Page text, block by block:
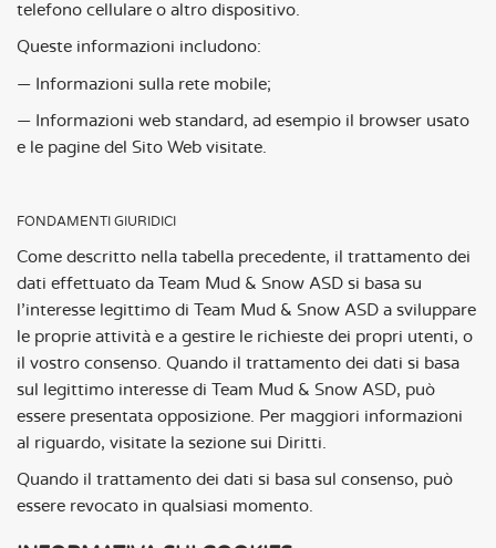
telefono cellulare o altro dispositivo.
Queste informazioni includono:
— Informazioni sulla rete mobile;
— Informazioni web standard, ad esempio il browser usato
e le pagine del Sito Web visitate.
FONDAMENTI GIURIDICI
Come descritto nella tabella precedente, il trattamento dei
dati effettuato da Team Mud & Snow ASD si basa su
l’interesse legittimo di Team Mud & Snow ASD a sviluppare
le proprie attività e a gestire le richieste dei propri utenti, o
il vostro consenso. Quando il trattamento dei dati si basa
sul legittimo interesse di Team Mud & Snow ASD, può
essere presentata opposizione. Per maggiori informazioni
al riguardo, visitate la sezione sui Diritti.
Quando il trattamento dei dati si basa sul consenso, può
essere revocato in qualsiasi momento.